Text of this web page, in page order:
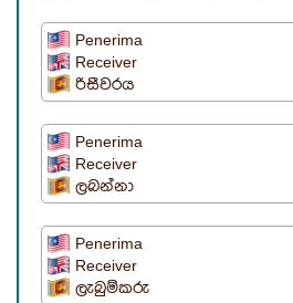
Penerima
Receiver
රිසීවරය
Penerima
Receiver
ලබන්නා
Penerima
Receiver
ලැබුම්කරු